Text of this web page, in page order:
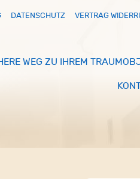
DATENSCHUTZ VERTRAG
WEG ZU IHREM